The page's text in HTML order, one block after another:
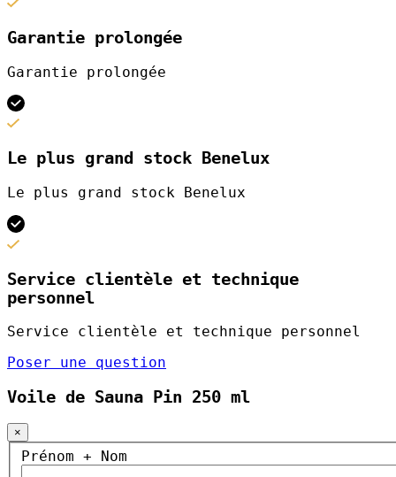
Garantie prolongée
Garantie prolongée
Le plus grand stock Benelux
Le plus grand stock Benelux
Service clientèle et technique
personnel
Service clientèle et technique personnel
Poser une question
Voile de Sauna Pin 250 ml
×
Prénom + Nom